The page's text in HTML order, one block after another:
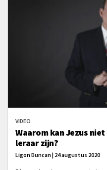
VIDEO
Waarom kan Jezus
leraar zijn?
Ligon Duncan | 24 augustus 2020